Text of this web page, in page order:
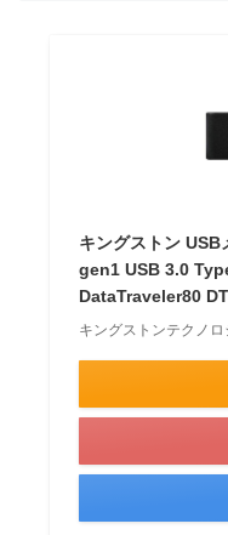
キングストン
gen1 USB 3.0
DataTraveler80
キングストンテクノロ